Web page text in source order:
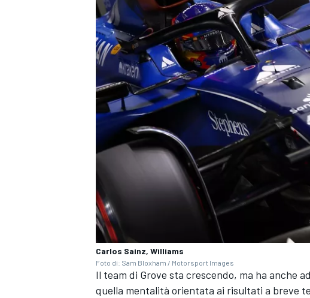
MONOMARCA
Carlos Sainz, Williams
Foto di: Sam Bloxham / Motorsport Images
Il team di Grove sta crescendo, ma ha anche
quella mentalità orientata ai risultati a breve